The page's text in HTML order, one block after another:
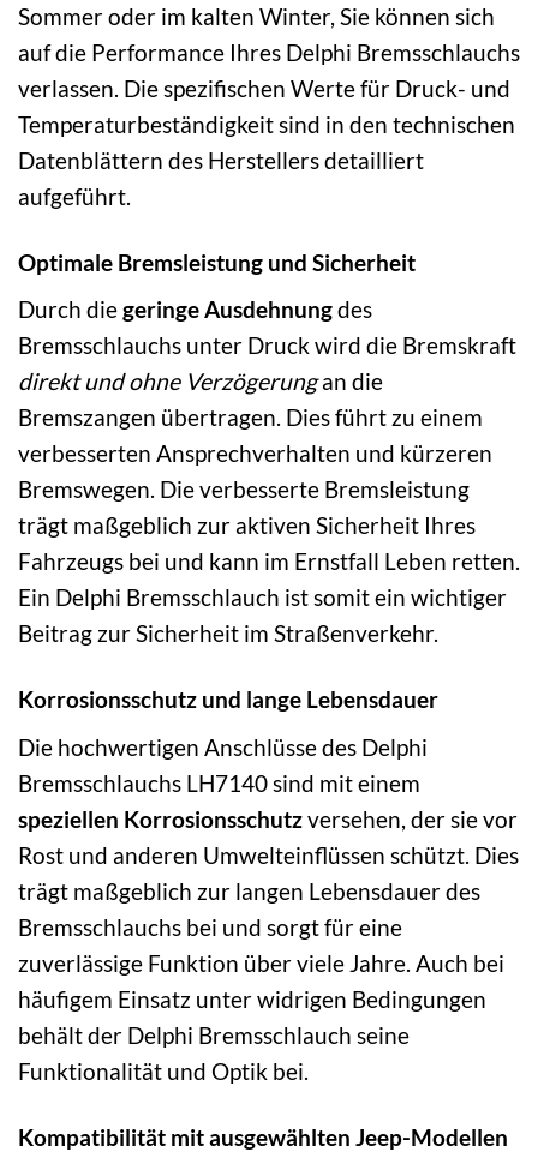
Sommer oder im kalten Winter, Sie können sich
auf die Performance Ihres Delphi Bremsschlauchs
verlassen. Die spezifischen Werte für Druck- und
Temperaturbeständigkeit sind in den technischen
Datenblättern des Herstellers detailliert
aufgeführt.
Optimale Bremsleistung und Sicherheit
Durch diegeringe Ausdehnungdes
Bremsschlauchs unter Druck wird die Bremskraft
direkt und ohne Verzögerungan die
Bremszangen übertragen. Dies führt zu einem
verbesserten Ansprechverhalten und kürzeren
Bremswegen. Die verbesserte Bremsleistung
trägt maßgeblich zur aktiven Sicherheit Ihres
Fahrzeugs bei und kann im Ernstfall Leben retten.
Ein Delphi Bremsschlauch ist somit ein wichtiger
Beitrag zur Sicherheit im Straßenverkehr.
Korrosionsschutz und lange Lebensdauer
Die hochwertigen Anschlüsse des Delphi
Bremsschlauchs LH7140 sind mit einem
speziellen Korrosionsschutzversehen, der sie vor
Rost und anderen Umwelteinflüssen schützt. Dies
trägt maßgeblich zur langen Lebensdauer des
Bremsschlauchs bei und sorgt für eine
zuverlässige Funktion über viele Jahre. Auch bei
häufigem Einsatz unter widrigen Bedingungen
behält der Delphi Bremsschlauch seine
Funktionalität und Optik bei.
Kompatibilität mit ausgewählten Jeep-Modellen